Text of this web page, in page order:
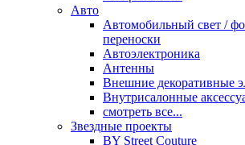
Авто
Автомобильный свет /
переноски
Автоэлектроника
Антенны
Внешние декоративные
Внутрисалонные
смотреть все...
Звездные проекты
BY Street Couture